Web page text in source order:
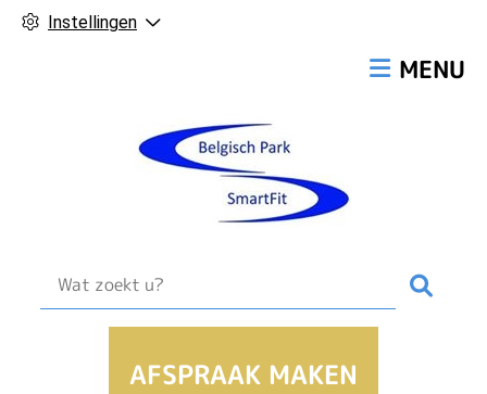
Instellingen
MENU
AFSPRAAK MAKEN